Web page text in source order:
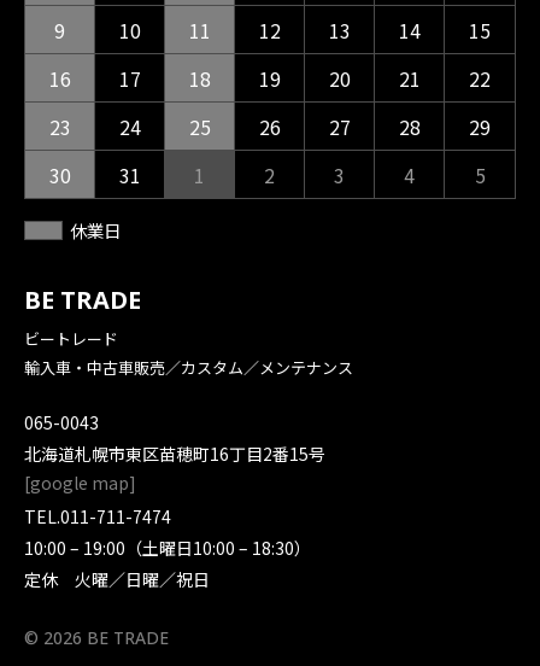
BE TRADE
ビートレード
輸入車・中古車販売／カスタム／メンテナンス
065-0043
北海道札幌市東区苗穂町16丁目2番15号
[google map]
TEL.011-711-7474
10:00 – 19:00（土曜日10:00 – 18:30）
定休 火曜／日曜／祝日
9
10 11 12 13 14
15
16
17 18 19 20 21
22
23
24 25 26 27 28
29
30
31 1 2 3 4 5
休業日
© 2026 BE TRADE